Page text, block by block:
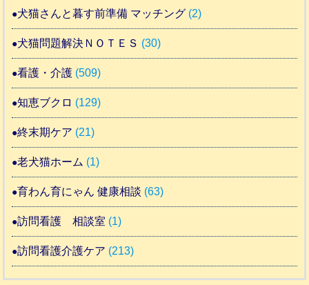
犬猫さんと暮す前準備 マッチング (2)
犬猫問題解決ＮＯＴＥＳ (30)
看護・介護 (509)
知恵ブクロ (129)
終末期ケア (21)
老犬猫ホーム (1)
育わん育にゃん 健康相談 (63)
訪問看護 相談室 (1)
訪問看護介護ケア (213)